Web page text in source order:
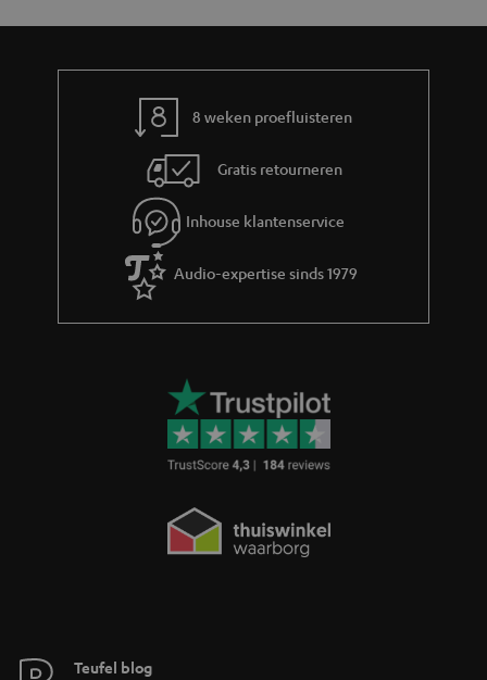
r
8 weken proefluisteren
Gratis retourneren
Inhouse klantenservice
Audio-expertise sinds 1979
Teufel blog